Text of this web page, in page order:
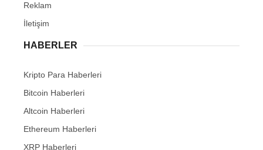
Reklam
İletişim
HABERLER
Kripto Para Haberleri
Bitcoin Haberleri
Altcoin Haberleri
Ethereum Haberleri
XRP Haberleri